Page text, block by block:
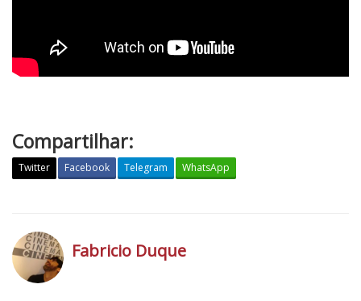
Compartilhar:
Twitter Facebook Telegram WhatsApp
d
e
Fabricio Duque